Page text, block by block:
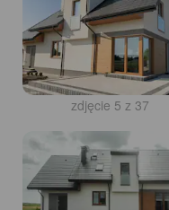
zdjęcie 5 z 37